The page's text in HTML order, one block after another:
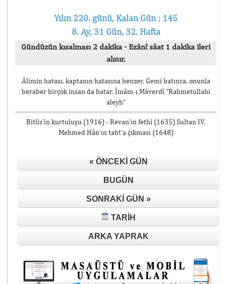
Yılın 220. günü, Kalan Gün : 145
8. Ay, 31 Gün, 32. Hafta
Gündüzün kısalması 2 dakika - Ezânî sâat 1 dakika ileri
alınır.
Âlimin hatası, kaptanın hatasına benzer. Gemi batınca, onunla
beraber birçok insan da batar. İmâm-ı Mâverdî “Rahmetullahi
aleyh”
Bitlis’in kurtuluşu (1916) - Revan’ın fethi (1635) Sultan IV.
Mehmed Hân’ın taht’a çıkması (1648)
« ÖNCEKI GÜN
BUGÜN
SONRAKI GÜN »
TARIH
ARKA YAPRAK